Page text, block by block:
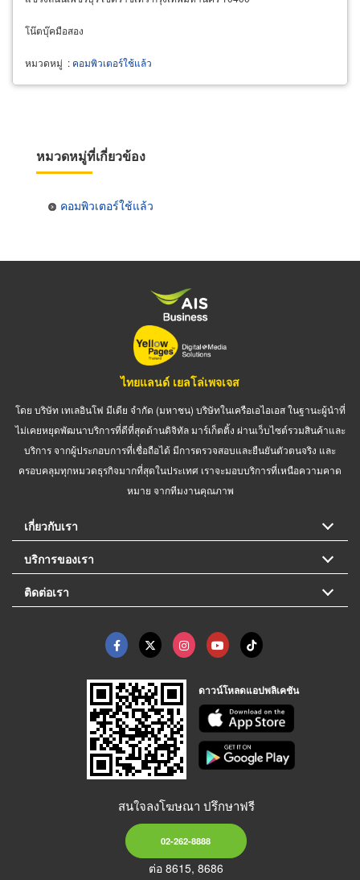
โน๊ตบุ๊คมือสอง
หมวดหมู่ : คอมพิวเตอร์ใช้แล้ว
หมวดหมู่ที่เกี่ยวข้อง
คอมพิวเตอร์ใช้แล้ว
ไทยแลนด์ เยลโล่เพจเจส
โดย บริษัท เทเลอินโฟ มีเดีย จำกัด (มหาชน) บริษัทในเครือเอไอเอส ในฐานะผู้นำที่
ไม่เคยหยุดพัฒนาบริการที่ดีที่สุดด้านดิจิทัล มาร์เก็ตติ้ง ผ่านเว็บไซต์รวมสินค้าและ
บริการ จากผู้ประกอบการที่เชื่อถือได้ มีการตรวจสอบและยืนยันตัวตนจริง และ
ครอบคลุมทุกหมวดธุรกิจมากที่สุดในประเทศ เราจะมอบบริการที่เหนือความคาด
หมาย จากทีมงานคุณภาพ
เกี่ยวกับเรา
บริการของเรา
ติดต่อเรา
ดาวน์โหลดแอปพลิเคชัน
สนใจลงโฆษณา ปรึกษาฟรี
02-262-8888
ต่อ 8615, 8686